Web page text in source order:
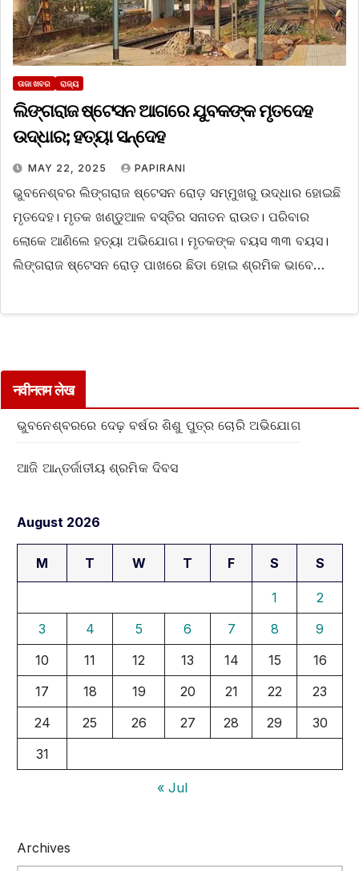
ତାଜା ଖବର ରାଜ୍ୟ
ଲିଙ୍ଗରାଜ ଷ୍ଟେସନ ଆଗରେ ଯୁବକଙ୍କ ମୃତଦେହ
ଉଦ୍ଧାର; ହତ୍ୟା ସନ୍ଦେହ
MAY 22, 2025 PAPIRANI
ଭୁବନେଶ୍ବର ଲିଙ୍ଗରାଜ ଷ୍ଟେସନ ରୋଡ଼ ସମ୍ମୁଖରୁ ଉଦ୍ଧାର ହୋଇଛି
ମୃତଦେହ। ମୃତକ ଖଣ୍ଡୁଆଳ ବସ୍ତିର ସନାତନ ରାଉତ। ପରିବାର
ଲୋକେ ଆଣିଲେ ହତ୍ୟା ଅଭିଯୋଗ। ମୃତକଙ୍କ ବୟସ ୩୩ ବୟସ।
ଲିଙ୍ଗରାଜ ଷ୍ଟେସନ ରୋଡ଼ ପାଖରେ ଛିଡା ହୋଇ ଶ୍ରମିକ ଭାବେ…
नवीनतम लेख
ଭୁବନେଶ୍ବରରେ ଦେଢ଼ ବର୍ଷର ଶିଶୁ ପୁତ୍ର ଚୋରି ଅଭିଯୋଗ
ଆଜି ଆନ୍ତର୍ଜାତୀୟ ଶ୍ରମିକ ଦିବସ
August 2026
M T W T F S S
1
2
3
4 5 6 7 8
9
10
11 12 13 14 15
16
17
18 19 20 21 22
23
24
25 26 27 28 29
30
31
« Jul
Archives